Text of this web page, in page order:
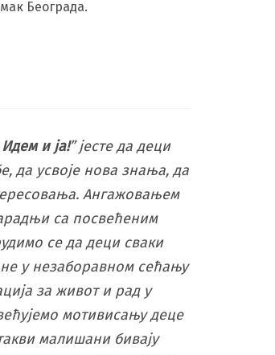
Београда.
и ја!” јесте да деци
да усвоје нова знања, да
Ангажовањем
са посвећеним
се да деци сваки
у незаборавном сећању
за живот и рад у
мотивисању деце
малишани бивају